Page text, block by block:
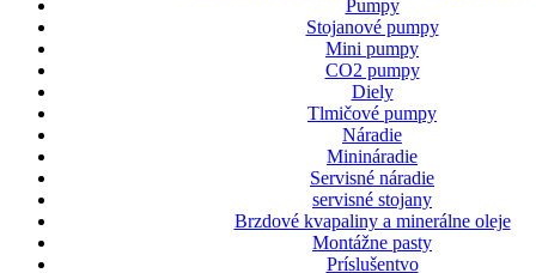
Pumpy
Stojanové pumpy
Mini pumpy
CO2 pumpy
Diely
Tlmičové pumpy
Náradie
Minináradie
Servisné náradie
servisné stojany
Brzdové kvapaliny a minerálne oleje
Montážne pasty
Príslušentvo